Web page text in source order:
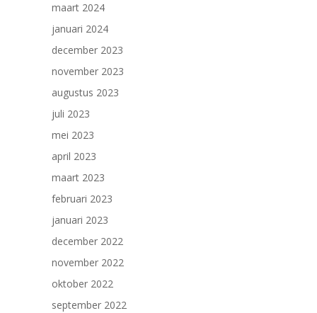
maart 2024
januari 2024
december 2023
november 2023
augustus 2023
juli 2023
mei 2023
april 2023
maart 2023
februari 2023
januari 2023
december 2022
november 2022
oktober 2022
september 2022